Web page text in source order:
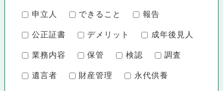
申立人 できること 報告
公正証書 デメリット 成年後見人
業務内容 保管 検認 調査
遺言者 財産管理 永代供養